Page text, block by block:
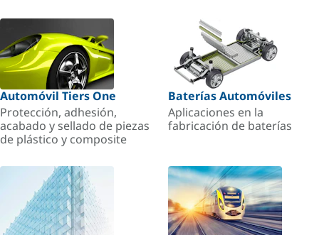
Automóvil Tiers One
Protección, adhesión,
acabado y sellado de piezas
de plástico y composite
Baterías Automóviles
Aplicaciones en la
fabricación de baterías